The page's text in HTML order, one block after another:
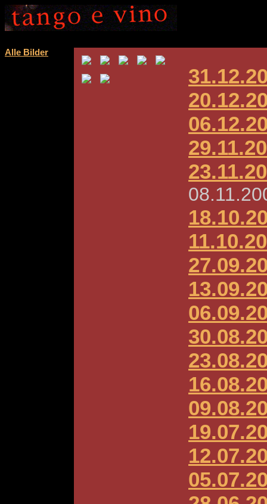
Alle Bilder